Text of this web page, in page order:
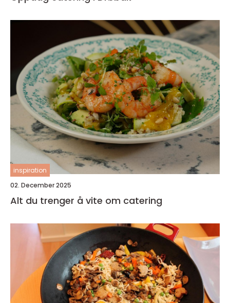
inspiration
02. December 2025
Alt du trenger å vite om catering